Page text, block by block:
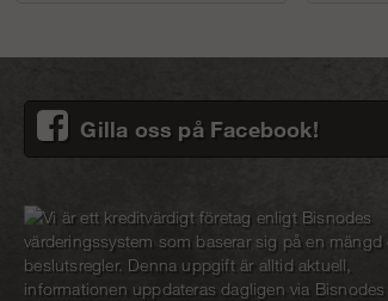
Gilla oss på Facebook!